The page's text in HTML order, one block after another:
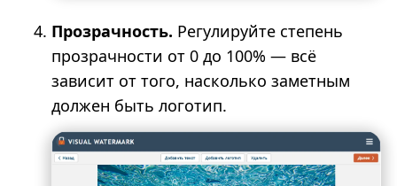
Прозрачность. Регулируйте степень
прозрачности от 0 до 100% — всё
зависит от того, насколько заметным
должен быть логотип.